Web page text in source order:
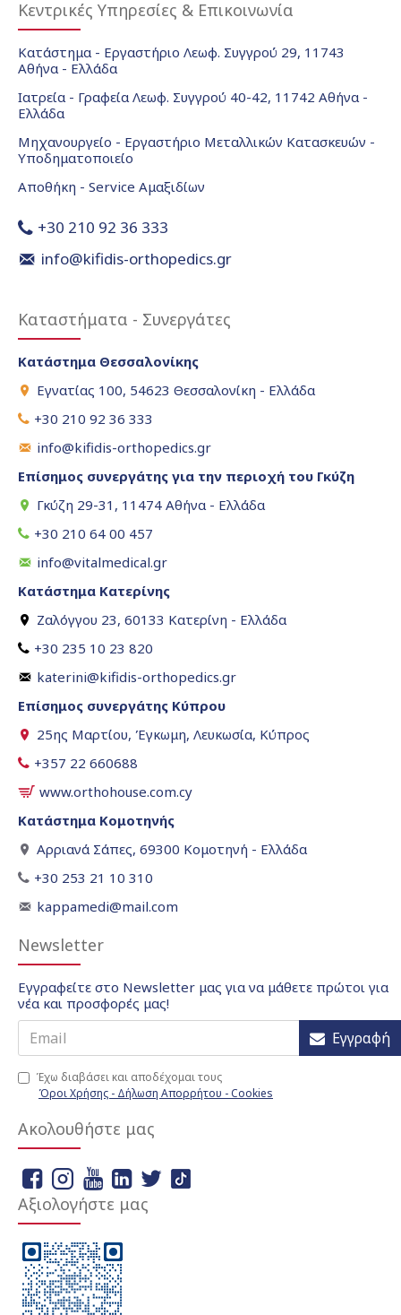
Κεντρικές Υπηρεσίες & Επικοινωνία
Κατάστημα - Εργαστήριο Λεωφ. Συγγρού 29, 11743
Αθήνα - Ελλάδα
Ιατρεία - Γραφεία Λεωφ. Συγγρού 40-42, 11742 Αθήνα -
Ελλάδα
Μηχανουργείο - Εργαστήριο Μεταλλικών Κατασκευών -
Υποδηματοποιείο
Αποθήκη - Service Αμαξιδίων
+30 210 92 36 333
info@kifidis-orthopedics.gr
Καταστήματα - Συνεργάτες
Κατάστημα Θεσσαλονίκης
Εγνατίας 100, 54623 Θεσσαλονίκη - Ελλάδα
+30 210 92 36 333
info@kifidis-orthopedics.gr
Επίσημος συνεργάτης για την περιοχή του Γκύζη
Γκύζη 29-31, 11474 Αθήνα - Ελλάδα
+30 210 64 00 457
info@vitalmedical.gr
Κατάστημα Κατερίνης
Ζαλόγγου 23, 60133 Κατερίνη - Ελλάδα
+30 235 10 23 820
katerini@kifidis-orthopedics.gr
Επίσημος συνεργάτης Κύπρου
25ης Μαρτίου, Έγκωμη, Λευκωσία, Κύπρος
+357 22 660688
www.orthohouse.com.cy
Κατάστημα Κομοτηνής
Αρριανά Σάπες, 69300 Κομοτηνή - Ελλάδα
+30 253 21 10 310
kappamedi@mail.com
Newsletter
Εγγραφείτε στο Newsletter μας για να μάθετε πρώτοι για
νέα και προσφορές μας!
Εγγραφή
Έχω διαβάσει και αποδέχομαι τους
Όροι Χρήσης - Δήλωση Απορρήτου - Cookies
Ακολουθήστε μας
Αξιολογήστε μας